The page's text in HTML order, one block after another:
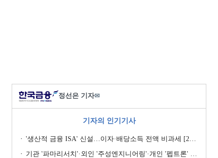
정선은 기자✉
기자의 인기기사
'생산적 금융 ISA' 신설…이자·배당소득 전액 비과세 [2026 세제개편안]
기관 '파마리서치'·외인 '주성엔지니어링'·개인 '펩트론' 1위 [주간 코스닥 순매수- 2026년 7월27일~7월31일]